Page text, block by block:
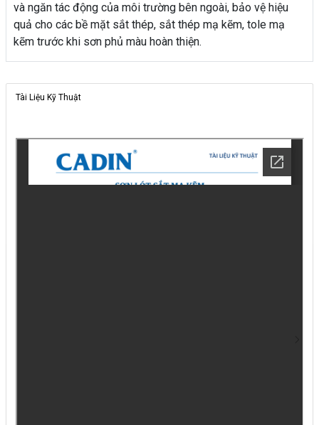
và ngăn tác động của môi trường bên ngoài, bảo vệ hiệu
quả cho các bề mặt sắt thép, sắt thép mạ kẽm, tole mạ
kẽm trước khi sơn phủ màu hoàn thiện.
Tài Liệu Kỹ Thuật